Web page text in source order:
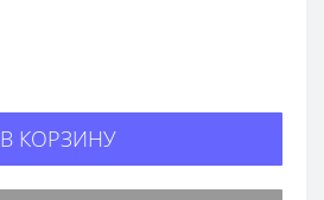
В КОРЗИНУ